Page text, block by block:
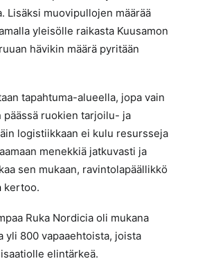
Lisäksi muovipullojen määrää
yleisölle raikasta Kuusamon
hävikin määrä pyritään
tapahtuma-alueella, jopa vain
päässä ruokien tarjoilu- ja
logistiikkaan ei kulu resursseja
menekkiä jatkuvasti ja
sen mukaan, ravintolapäällikkö
kertoo.
Ruka Nordicia oli mukana
yli 800 vapaaehtoista, joista
elintärkeä.